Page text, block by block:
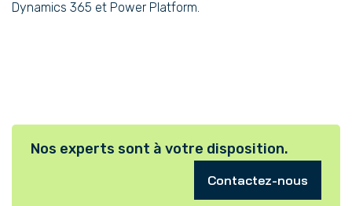
Dynamics 365 et Power Platform.
Nos experts sont à votre disposition.
Contactez-nous